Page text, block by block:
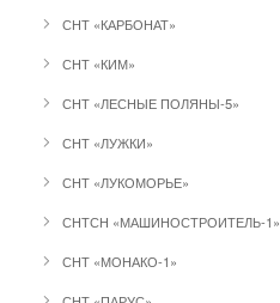
СНТ «КАРБОНАТ»
СНТ «КИМ»
СНТ «ЛЕСНЫЕ ПОЛЯНЫ-5»
СНТ «ЛУЖКИ»
СНТ «ЛУКОМОРЬЕ»
СНТСН «МАШИНОСТРОИТЕЛЬ-1»
СНТ «МОНАКО-1»